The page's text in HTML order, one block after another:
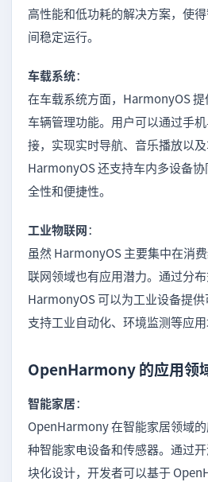
高性能和低功耗的解决方案，使
间稳定运行。
车载系统：
在车载系统方面，HarmonyOS
车辆管理功能。用户可以通过手
接，实现实时导航、音乐播放以及
HarmonyOS 还支持车内多设备
全性和便捷性。
工业物联网：
虽然 HarmonyOS 主要集中在消
联网领域也有应用潜力。通过分布
HarmonyOS 可以为工业设备提供
支持工业自动化、环境监测等应用
OpenHarmony 的应用领
智能家居：
OpenHarmony 在智能家居领域
种智能家电设备和传感器。通过
块化设计，开发者可以基于